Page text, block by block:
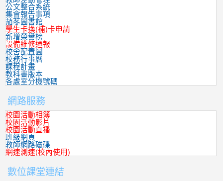
公文整合系統
集會報告事項
茄苳圖書館
學生卡換(補)卡申請
新增榮譽榜
設備維修通報
校舍配置圖
校務行事曆
課程計畫
教科書版本
各處室分機號碼
網路服務
校園活動相簿
校園活動影片
校園活動直播
班級網頁
教師網路磁碟
網速測速(校內使用)
數位課堂連結